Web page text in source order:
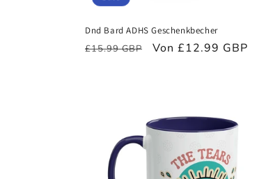
Dnd Bard ADHS Geschenkbecher
Normaler
£15.99 GBP Verkaufspreis
Von £12.99 GBP